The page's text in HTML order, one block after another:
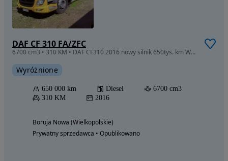
DAF CF 310 FA/ZFC
6700 cm3 • 310 KM • DAF CF310 2016 nowy silnik 650tys. km WINDA 23EP!!
Wyróżnione
650 000 km Diesel
6700 cm3
310 KM
2016
Boruja Nowa (Wielkopolskie)
Prywatny sprzedawca • Opublikowano